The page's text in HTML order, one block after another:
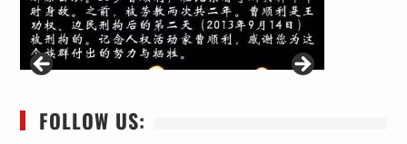
FOLLOW US: